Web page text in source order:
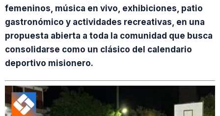
femeninos, música en vivo, exhibiciones, patio
gastronómico y actividades recreativas, en una
propuesta abierta a toda la comunidad que busca
consolidarse como un clásico del calendario
deportivo misionero.